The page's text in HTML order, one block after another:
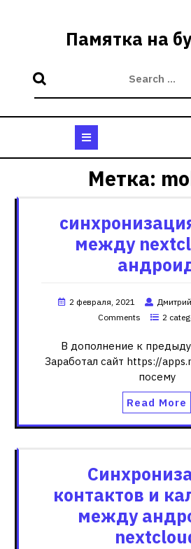
Памятка на
Button
Метка:
между
2 февраля, 2021
Comments
2
В дополнение к
Заработал сайт https://
посему
Read More
контактов и
между